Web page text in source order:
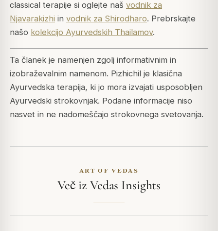
classical terapije si oglejte naš vodnik za
Njavarakizhi in vodnik za Shirodharo. Prebrskajte
našo kolekcijo Ayurvedskih Thailamov.
Ta članek je namenjen zgolj informativnim in
izobraževalnim namenom. Pizhichil je klasična
Ayurvedska terapija, ki jo mora izvajati usposobljen
Ayurvedski strokovnjak. Podane informacije niso
nasvet in ne nadomeščajo strokovnega svetovanja.
ART OF VEDAS
Več iz Vedas Insights